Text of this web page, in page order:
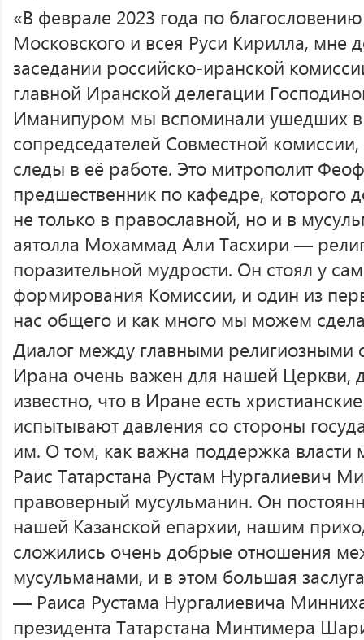
«В феврале 2023 года по
Московского и всея Руси Кирилла, мне
заседании российско-иранской
главной Иранской делегации
Иманипуром мы вспоминали ушедших в
сопредседателей Совместной
следы в её работе. Это митрополит
предшественник по кафедре,
не только в православной, но и в
аятолла Мохаммад Али Тасхири —
поразительной мудрости. Он стоял у
формирования Комиссии, и один из
нас общего и как много мы можем
Диалог между главными
Ирана очень важен для нашей Церкви,
известно, что в Иране есть
испытывают давления со стороны
им. О том, как важна поддержка
Раис Татарстана Рустам Нургалиевич
правоверный мусульманин. Он
нашей Казанской епархии, нашим
сложились очень добрые отношения
мусульманами, и в этом большая
— Раиса Рустама Нургалиевича
президента Татарстана Минтимера